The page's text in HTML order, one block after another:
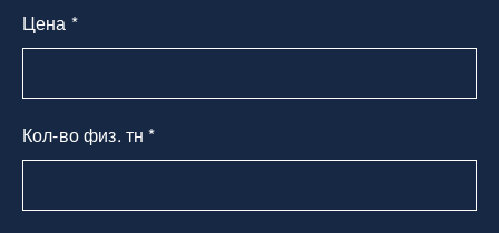
Цена *
Кол-во физ. тн *